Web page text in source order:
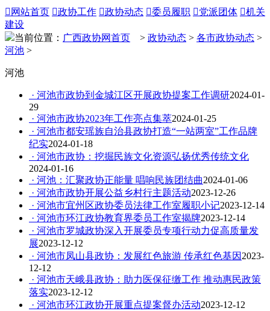
 网站首页 政协工作 政协动态 委员履职 党派团体 机关
建设
当前位置： 广西政协网首页 > 政协动态 > 各市政协动态 >
河池 >
河池
· 河池市政协到金城江区开展政协提案工作调研2024-01-
29
· 河池市政协2023年工作亮点集萃2024-01-25
· 河池市都安瑶族自治县政协打造“一站两室”工作品牌
纪实2024-01-18
· 河池市政协：挖掘民族文化资源弘扬优秀传统文化
2024-01-16
· 河池：汇聚政协正能量 唱响民族团结曲2024-01-06
· 河池市政协开展公益乡村行主题活动2023-12-26
· 河池市宜州区政协委员法律工作室履职小记2023-12-14
· 河池市环江政协教育界委员工作室揭牌2023-12-14
· 河池市罗城政协深入开展委员专项行动力促高质量发
展2023-12-12
· 河池市凤山县政协：发展红色旅游 传承红色基因 2023-
12-12
· 河池市天峨县政协：助力医保征缴工作 推动惠民政策
落实2023-12-12
· 河池市环江政协开展重点提案督办活动2023-12-12